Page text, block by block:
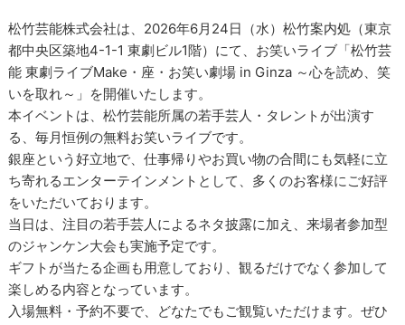
松竹芸能株式会社は、2026年6月24日（水）松竹案内処（東京
都中央区築地4-1-1 東劇ビル1階）にて、お笑いライブ「松竹芸
能 東劇ライブMake・座・お笑い劇場 in Ginza ～心を読め、笑
いを取れ～」を開催いたします。
本イベントは、松竹芸能所属の若手芸人・タレントが出演す
る、毎月恒例の無料お笑いライブです。
銀座という好立地で、仕事帰りやお買い物の合間にも気軽に立
ち寄れるエンターテインメントとして、多くのお客様にご好評
をいただいております。
当日は、注目の若手芸人によるネタ披露に加え、来場者参加型
のジャンケン大会も実施予定です。
ギフトが当たる企画も用意しており、観るだけでなく参加して
楽しめる内容となっています。
入場無料・予約不要で、どなたでもご観覧いただけます。ぜひ